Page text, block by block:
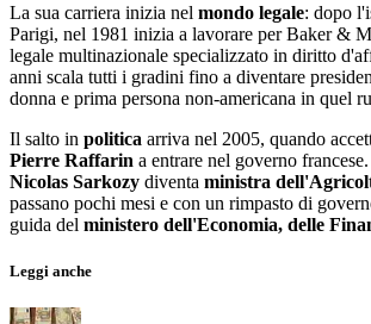
La sua carriera inizia nel mondo legale: dopo
Parigi, nel 1981 inizia a lavorare per Baker &
legale multinazionale specializzato in diritto
anni scala tutti i gradini fino a diventare
donna e prima persona non-americana in quel
Il salto in politica arriva nel 2005, quando
Pierre Raffarin a entrare nel governo
Nicolas Sarkozy diventa ministra
passano pochi mesi e con un rimpasto di
guida del ministero dell'Economia, delle
Leggi anche